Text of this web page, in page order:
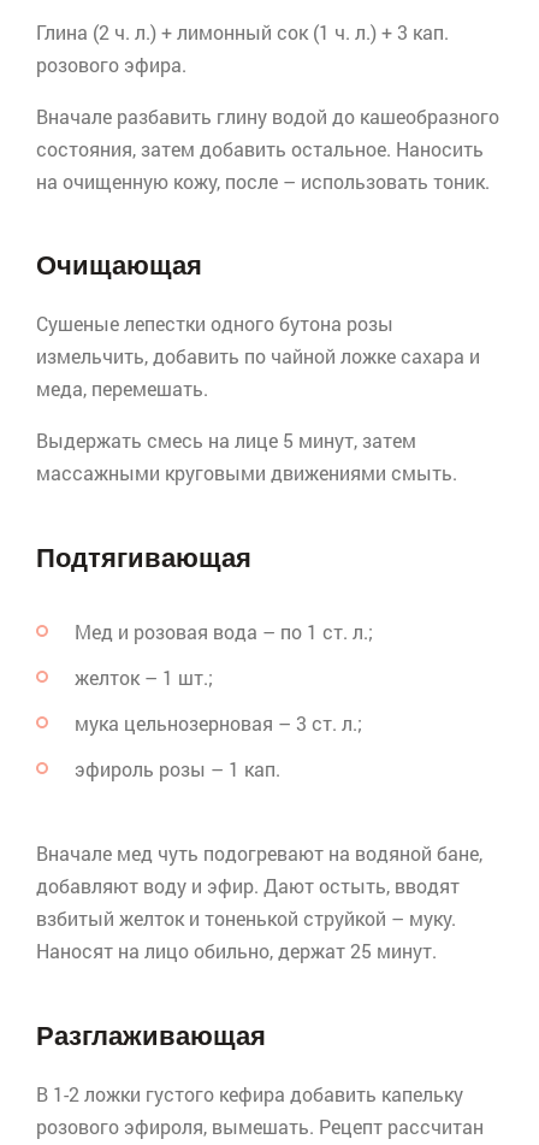
Глина (2 ч. л.) + лимонный сок (1 ч. л.) + 3 кап.
розового эфира.
Вначале разбавить глину водой до кашеобразного
состояния, затем добавить остальное. Наносить
на очищенную кожу, после – использовать тоник.
Очищающая
Сушеные лепестки одного бутона розы
измельчить, добавить по чайной ложке сахара и
меда, перемешать.
Выдержать смесь на лице 5 минут, затем
массажными круговыми движениями смыть.
Подтягивающая
Мед и розовая вода – по 1 ст. л.;
желток – 1 шт.;
мука цельнозерновая – 3 ст. л.;
эфироль розы – 1 кап.
Вначале мед чуть подогревают на водяной бане,
добавляют воду и эфир. Дают остыть, вводят
взбитый желток и тоненькой струйкой – муку.
Наносят на лицо обильно, держат 25 минут.
Разглаживающая
В 1-2 ложки густого кефира добавить капельку
розового эфироля, вымешать. Рецепт рассчитан